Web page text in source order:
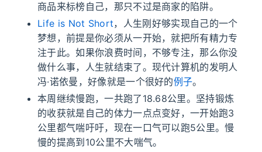
商品来标榜自己，那只不过是商家的陷阱。
Life is Not Short，人生刚好够实现自己的一个
梦想，前提是你必须从一开始，就把所有精力专
注于此。如果你浪费时间，不够专注，那么你没
做什么事，人生就结束了。现代计算机的发明人
冯·诺依曼，好像就是一个很好的例子。
本周继续慢跑，一共跑了18.68公里。坚持锻炼
的收获就是自己的体力一点点变好，一开始跑3
公里都气喘吁吁，现在一口气可以跑5公里。慢
慢的提高到10公里不大喘气。